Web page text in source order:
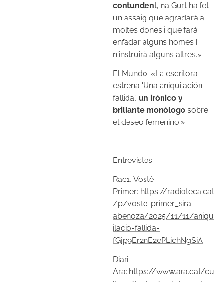
contundent, na Gurt ha fet
un assaig que agradarà a
moltes dones i que farà
enfadar alguns homes i
n'instruirà alguns altres.»
El Mundo: «La escritora
estrena 'Una aniquilación
fallida', un irónico y
brillante monólogo sobre
el deseo femenino.»
Entrevistes:
Rac1, Vostè
Primer: https://radioteca.cat
/p/voste-primer_sira-
abenoza/2025/11/11/aniqu
ilacio-fallida-
fGjp9Er2nE2ePLichNgSiA
Diari
Ara: https://www.ara.cat/cu